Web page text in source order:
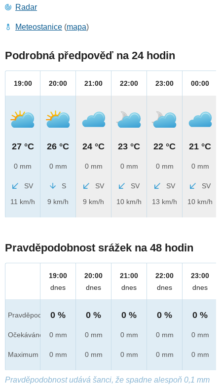
Radar
Meteostanice (mapa)
Podrobná předpověď na 24 hodin
19:00
27 °C
0 mm
SV
11 km/h
20:00
26 °C
0 mm
S
9 km/h
21:00
24 °C
0 mm
SV
9 km/h
22:00
23 °C
0 mm
SV
10 km/h
23:00
22 °C
0 mm
SV
13 km/h
00:00
21 °C
0 mm
SV
10 km/h
Pravděpodobnost srážek na 48 hodin
Pravděpod.
Očekáváno
Maximum
19:00
dnes
0 %
0 mm
0 mm
20:00
dnes
0 %
0 mm
0 mm
21:00
dnes
0 %
0 mm
0 mm
22:00
dnes
0 %
0 mm
0 mm
23:00
dnes
0 %
0 mm
0 mm
Pravděpodobnost udává šanci, že spadne alespoň 0,1 mm